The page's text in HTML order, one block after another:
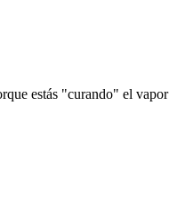
estás "curando" el